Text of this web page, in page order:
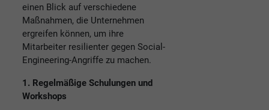
einen Blick auf verschiedene
Maßnahmen, die Unternehmen
ergreifen können, um ihre
Mitarbeiter resilienter gegen Social-
Engineering-Angriffe zu machen.
1. Regelmäßige Schulungen und
Workshops